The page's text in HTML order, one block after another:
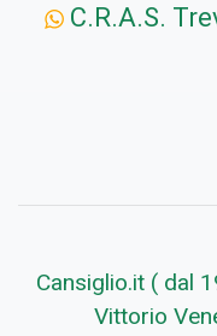
C.R.A.S.
Cansiglio.it ( dal
Vittorio